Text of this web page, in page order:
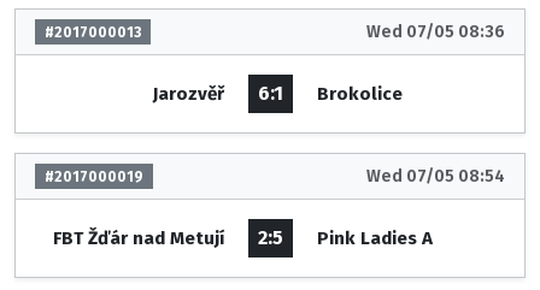
#2017000013 Wed 07/05 08:36
Jarozvěř 6:1 Brokolice
#2017000019 Wed 07/05 08:54
FBT Žďár nad Metují 2:5 Pink Ladies A